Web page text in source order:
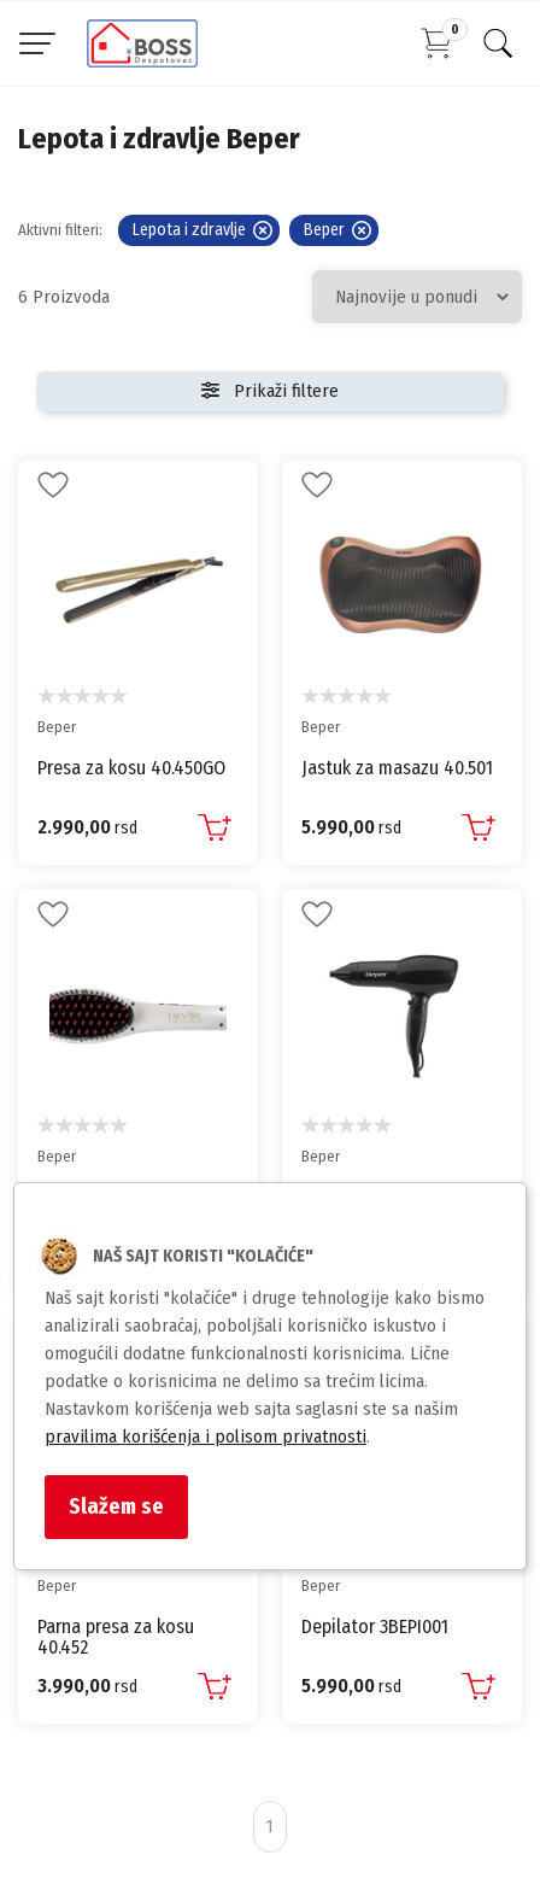
0
Lepota i zdravlje Beper
Aktivni filteri: Lepota i zdravlje Beper
6
Prikaži filtere
Beper
Presa za kosu 40.450GO
2.990,00rsd
Beper
Jastuk za masazu 40.501
5.990,00rsd
Beper
3.990,00rsd
Beper
3.490,00
Beper
Parna presa za kosu
40.452
3.990,00rsd
Beper
Depilator 3BEPI001
5.990,00rsd
1
NAŠ SAJT KORISTI "KOLAČIĆE"
Naš sajt koristi "kolačiće" i druge tehnologije kako bismo
analizirali saobraćaj, poboljšali korisničko iskustvo i
omogućili dodatne funkcionalnosti korisnicima. Lične
podatke o korisnicima ne delimo sa trećim licima.
Nastavkom korišćenja web sajta saglasni ste sa našim
pravilima korišćenja i polisom privatnosti.
Slažem se